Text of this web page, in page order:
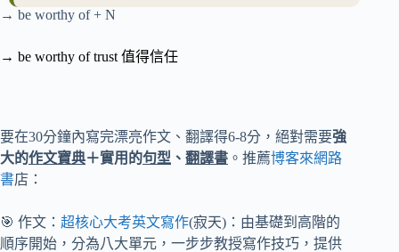
→ be worthy of + N
→ be worthy of trust 值得信任
要在30分鐘內寫完漂亮作文、翻譯得6-8分，絕對需要強
大的作文寶典＋實用的句型 、 翻譯書 。推薦博客來網路
書店：
🎯 作文： 超核心大考英文寫作(寂天)：由基礎到高階的
順序開始，分為八大單元，一步步教授寫作技巧，提供